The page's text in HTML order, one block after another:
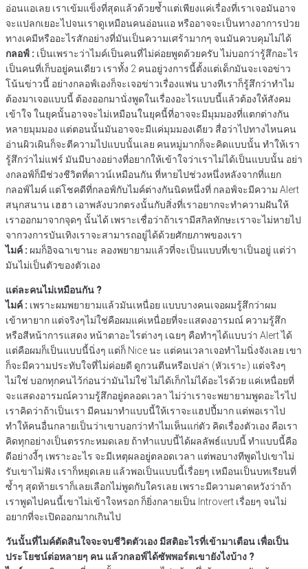
อ่อนแอเลย เราเข้มแข็งที่สุดแล้วด้วยซ้ำแต่เพียงแค่เรื่องที่เราเจอมันอาจ
จะแปลกเยอะไปจนเราดูเหมือนคนอ่อนแอ หรืออาจจะเป็นทางอาการป่วย
ทางเคมีหรืออะไรสักอย่างที่มันเป็นความเศร้ามากๆ จนมันควบคุมไม่ได้
กลอฟ์ : เป็นเพราะว่าไมค์เป็นคนที่ไม่ค่อยพูดด้วยครับ ไม่บอกว่ารู้สึกอะไร
เป็นคนที่เก็บอยู่คนเดียว เราทั้ง 2 คนอยู่วงการนี้ตั้งแต่เด็กมันจะเจอข่าว
โน้นข่าวนี้ อย่างกลอฟ์เองก็จะเจอข่าวเรื่องแฟน บางทีเราก็รู้สึกว่าทำไม
ต้องมาเจอแบบนี้ ต้องออกมานั่งพูดในเรื่องอะไรแบบนี้แล้วต้องให้สังคม
เข้าใจ ในยุคนั้นอาจจะไม่เหมือนในยุคนี้ที่อาจจะมีมุมมองที่แตกต่างกัน
หลายมุมมอง แต่ตอนนั้นมันอาจจะมีแค่มุมมองเดียว สื่อว่าไปทางไหนคน
อ่านผิวเผินก็จะตีความไปแบบนั้นเลย คนหมู่มากก็จะคิดแบบนั้น ทำให้เรา
รู้สึกว่าไม่แฟร์ มันมีบางอย่างที่อยากให้เข้าใจว่าเราไม่ได้เป็นแบบนั้น อย่า
งกลอฟ์ก็มีช่วงชีวิตที่ดาวน์เหมือนกัน ที่หายไปช่วงหนึ่งหลังจากที่แยก
กลอฟ์ไมค์ แต่โชคดีที่กลอฟ์กับไมค์ต่างกันนิดหนึ่งที่ กลอฟ์จะมีความ Alert
สนุกสนาน เฮฮา เอาพลังบวกตรงนั้นกับสิ่งที่เราอยากจะทำความฝันให้
เราออกมาจากจุดๆ นั้นได้ เพราะเชื่อว่าถ้าเรามีสกิลทักษะเราจะไม่หายไป
จากวงการบันเทิงเราจะสามารถอยู่ได้ด้วยศักยภาพของเรา
ไมค์ : ผมก็อิจฉาเขานะ ลองพยายามแล้วที่จะเป็นแบบที่เขาเป็นอยู่ แต่ว่า
มันไม่เป็นตัวของตัวเอง
แต่ละคนไม่เหมือนกัน ?
ไมค์ : เพราะผมพยายามแล้วมันเหนื่อย แบบบางคนเจอผมรู้สึกว่าผม
เข้าหายาก แต่จริงๆไม่ใช่คือผมแค่เหนื่อยที่จะแสดงอารมณ์ ความรู้สึก
หรือสีหน้าการแสดง หน้าตาอะไรต่างๆ เฉยๆ คือทำๆได้แบบว่า Alert ได้
แต่คือผมก็เป็นแบบนี้นิ่งๆ แต่ก็ Nice นะ แต่คนเวลาเจอทำไมนิ่งจังเลย เขา
ก็จะมีความประทับใจที่ไม่ค่อยดี ดูกวนตีนหรือเปล่า (หัวเราะ) แต่จริงๆ
ไม่ใช่ บอกทุกคนไว้ก่อนว่ามันไม่ใช่ ไม่ได้เก็กไม่ได้อะไรด้วย แค่เหนื่อยที่
จะแสดงอารมณ์ความรู้สึกอยู่ตลอดเวลา ไม่ว่าเราจะพยายามพูดอะไรไป
เราคิดว่าถ้าเป็นเรา มีคนมาทำแบบนี้ให้เราจะแฮปปี้มาก แต่พอเราไป
ทำให้คนอื่นกลายเป็นว่าเขาบอกว่าทำไมเห็นแก่ตัว คิดเรื่องตัวเอง คือเรา
คิดทุกอย่างเป็นตรรกะหมดเลย ถ้าทำแบบนี้ได้ผลลัพธ์แบบนี้ ทำแบบนี้คือ
ดีอย่างงี้ๆ เพราะอะไร จะมีเหตุผลอยู่ตลอดเวลา แต่พอบางทีพูดไปเขาไม่
รับเขาไม่ฟัง เราก็หยุดเลย แล้วพอเป็นแบบนี้เรื่อยๆ เหมือนเป็นบทเรียนที่
ซ้ำๆ สุดท้ายเราก็เลยเลือกไม่พูดกับใครเลย เพราะมีความคาดหวังว่าถ้า
เราพูดไปคนนี้เขาไม่เข้าใจหรอก ก็ยิ่งกลายเป็น Introvert เรื่อยๆ จนไม่
อยากที่จะเปิดออกมากเกินไป
วันนั้นที่ไมค์ตัดสินใจจะจบชีวิตตัวเอง มีสติอะไรที่เข้ามาเตือน เพื่อเป็น
ประโยชน์ต่อหลายๆ คน แล้วกลอฟ์ได้ซัพพอร์ตเขายังไงบ้าง ?